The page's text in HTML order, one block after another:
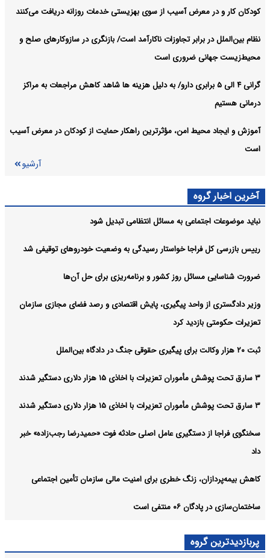
اجتماعی: ساختمان‌سازی در پادگان ۰۶ منتفی است
کودکان کار و در معرض آسیب از سوی بهزیستی خدمات روزانه دریافت می‌کنند
نظام بین‌الملل در برابر تجاوزات ناکارآمد است/ بازنگری در سازوکارهای صلح و
محیط‌زیست جهانی ضروری است
گرانی ۴ الی ۵ برابری دارو/ به دلیل هزینه ها شاهد کاهش مراجعات به مراکز
درمانی هستیم
آموزش و ایجاد محیط امن، مؤثرترین راهکار حمایت از کودکان در معرض آسیب
است
آرشیو
آخرین اخبار گروه
نباید موضوعات اجتماعی به مسائل انتظامی تبدیل شود
رییس بازرسی کل فراجا خواستار رسیدگی به وضعیت خودروهای توقیفی شد
ضرورت شناسایی مسائل روز کشور و برنامه‌ریزی برای حل آن‌ها
وزیر دادگستری از واحد پیگیری، پایش اقتصادی و رصد فضای مجازی سازمان
تعزیرات حکومتی بازدید کرد
ثبت ۲۰ هزار وکالت برای پیگیری حقوقی جنگ در دادگاه بین‌الملل
۳ سارق تحت پوشش مأموران تعزیرات با اخاذی ۱۵ هزار دلاری دستگیر شدند
۳ سارق تحت پوشش مأموران تعزیرات با اخاذی ۱۵ هزار دلاری دستگیر شدند
سخنگوی فراجا از دستگیری عامل اصلی حادثه فوت «حمیدرضا رجب‌زاده» خبر
داد
کاهش بیمه‌پردازان، زنگ خطری برای امنیت مالی سازمان تأمین اجتماعی
ساختمان‌سازی در پادگان ۰۶ منتفی است
پربازدیدترین گروه